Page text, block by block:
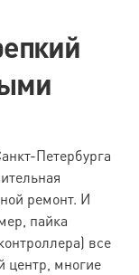
Петербурга
ремонт. И
пайка
все
центр, многие